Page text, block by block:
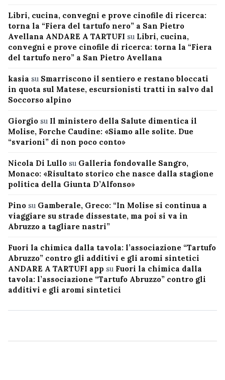
Libri, cucina, convegni e prove cinofile di ricerca:
torna la “Fiera del tartufo nero” a San Pietro
Avellana ANDARE A TARTUFI su Libri, cucina,
convegni e prove cinofile di ricerca: torna la “Fiera
del tartufo nero” a San Pietro Avellana
kasia su Smarriscono il sentiero e restano bloccati
in quota sul Matese, escursionisti tratti in salvo dal
Soccorso alpino
Giorgio su Il ministero della Salute dimentica il
Molise, Forche Caudine: «Siamo alle solite. Due
“svarioni” di non poco conto»
Nicola Di Lullo su Galleria fondovalle Sangro,
Monaco: «Risultato storico che nasce dalla stagione
politica della Giunta D’Alfonso»
Pino su Gamberale, Greco: “In Molise si continua a
viaggiare su strade dissestate, ma poi si va in
Abruzzo a tagliare nastri”
Fuori la chimica dalla tavola: l’associazione “Tartufo
Abruzzo” contro gli additivi e gli aromi sintetici
ANDARE A TARTUFI app su Fuori la chimica dalla
tavola: l’associazione “Tartufo Abruzzo” contro gli
additivi e gli aromi sintetici